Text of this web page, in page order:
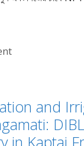
and
in Kaptai